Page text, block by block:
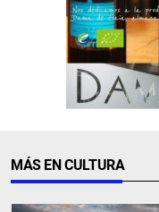
MÁS EN CULTURA